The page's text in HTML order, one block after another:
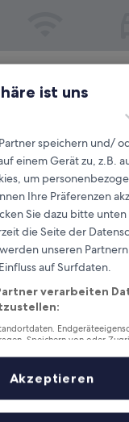
Messe
Messe
Messestadt Ost
inkl.
Messe
Messe
Messe
ist uns
Partner speichern und/
einem Gerät zu, z.B.
um
Ihre Präferenzen
Sie dazu bitte
die Seite der
unseren
auf Surfdaten.
verarbeiten
Speichern von oder
und der
Entwicklung und
Akzeptieren